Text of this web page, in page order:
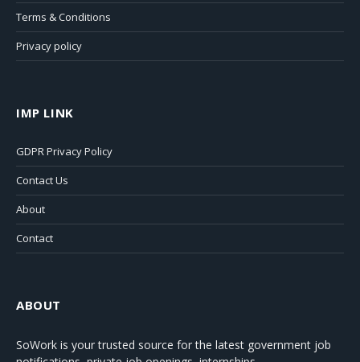
Terms & Conditions
Privacy policy
IMP LINK
GDPR Privacy Policy
Contact Us
About
Contact
ABOUT
SoWork is your trusted source for the latest government job